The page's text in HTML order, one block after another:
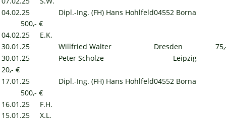
04.02.25
Dipl.-Ing. (FH) Hans Hohlfeld 04552 Borna
500,- €
04.02.25
E.K.
30.01.25
Willfried Walter Dresden
30.01.25
Peter Scholze
Leipzig
20,- €
17.01.25
Dipl.-Ing. (FH) Hans Hohlfeld 04552 Borna
500,- €
16.01.25
F.H.
15.01.25
X.L.